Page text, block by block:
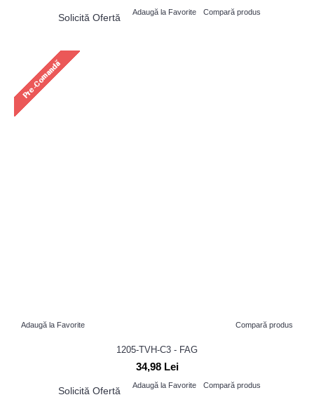
Solicită Ofertă Adaugă la Favorite Compară produs
Adaugă la Favorite Compară produs
1205-TVH-C3 - FAG
34,98 Lei
Solicită Ofertă Adaugă la Favorite Compară produs